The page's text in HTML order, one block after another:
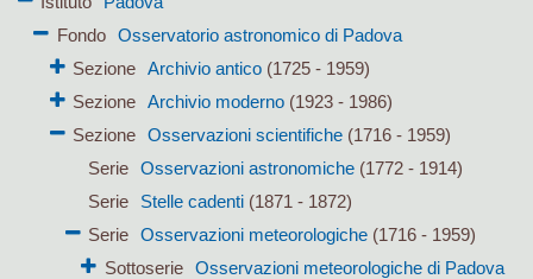
Fondo
Osservatorio astronomico di Padova
Sezione Archivio antico(1725 - 1959)
Sezione Archivio moderno(1923 - 1986)
Sezione Osservazioni scientifiche(1716 - 1959)
Serie
Osservazioni astronomiche (1772 - 1914)
Serie
Stelle cadenti (1871 - 1872)
Serie
Osservazioni meteorologiche (1716 - 1959)
Sottoserie
Osservazioni meteorologiche di Padova